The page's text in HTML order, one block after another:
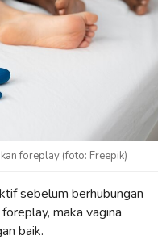
foreplay (foto: Freepik)
sebelum berhubungan
maka vagina
baik.